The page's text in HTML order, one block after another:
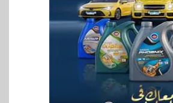
اقتصاد
إي اف چي فاينانس تستعرض
خطط نمو «بلد» لتعزيز حضورها
في سوق تحويلات المصريين
بالخارج